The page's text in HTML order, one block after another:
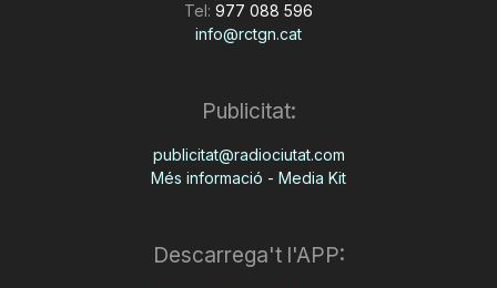
Tel: 977 088 596
info@rctgn.cat
Publicitat:
publicitat@radiociutat.com
Més informació - Media Kit
Descarrega't l'APP: